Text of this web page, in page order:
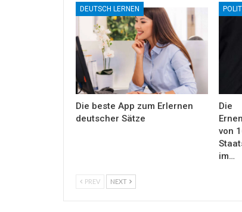
DEUTSCH LERNEN
Die beste App zum Erlernen
deutscher Sätze
Die
von
im…
PREV NEXT